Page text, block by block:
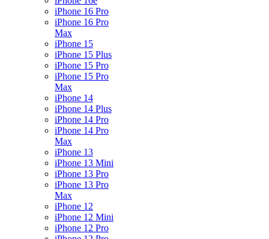
iPhone 16 Pro
iPhone 16 Pro
Max
iPhone 15
iPhone 15 Plus
iPhone 15 Pro
iPhone 15 Pro
Max
iPhone 14
iPhone 14 Plus
iPhone 14 Pro
iPhone 14 Pro
Max
iPhone 13
iPhone 13 Mini
iPhone 13 Pro
iPhone 13 Pro
Max
iPhone 12
iPhone 12 Mini
iPhone 12 Pro